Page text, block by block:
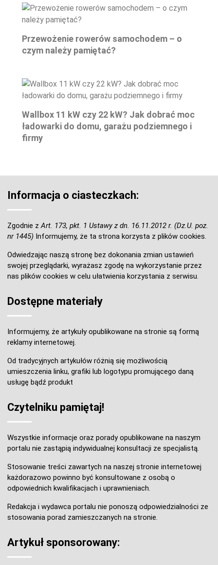
Przewożenie rowerów samochodem – o
czym należy pamiętać?
Wallbox 11 kW czy 22 kW? Jak dobrać moc
ładowarki do domu, garażu podziemnego i
firmy
Informacja o ciasteczkach:
Zgodnie z Art. 173, pkt. 1 Ustawy z dn. 16.11.2012 r. (Dz.U. poz.
nr 1445) Informujemy, że ta strona korzysta z plików cookies.
Odwiedzając naszą stronę bez dokonania zmian ustawień
swojej przeglądarki, wyrażasz zgodę na wykorzystanie przez
nas plików cookies w celu ułatwienia korzystania z serwisu.
Dostępne materiały
Informujemy, że artykuły opublikowane na stronie są formą
reklamy internetowej.
Od tradycyjnych artykułów różnią się możliwością
umieszczenia linku, grafiki lub logotypu promującego daną
usługę bądź produkt
Czytelniku pamiętaj!
Wszystkie informacje oraz porady opublikowane na naszym
portalu nie zastąpią indywidualnej konsultacji ze specjalistą.
Stosowanie treści zawartych na naszej stronie internetowej
każdorazowo powinno być konsultowane z osobą o
odpowiednich kwalifikacjach i uprawnieniach.
Redakcja i wydawca portalu nie ponoszą odpowiedzialności ze
stosowania porad zamieszczanych na stronie.
Artykuł sponsorowany: